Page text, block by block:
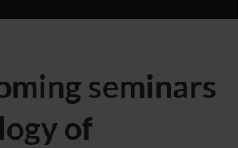
seminars
of